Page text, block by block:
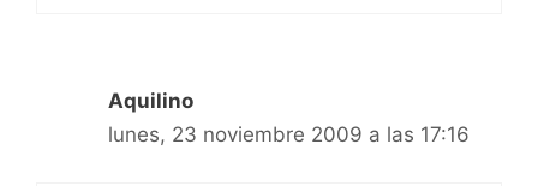
Aquilino
lunes, 23 noviembre 2009 a las 17:16